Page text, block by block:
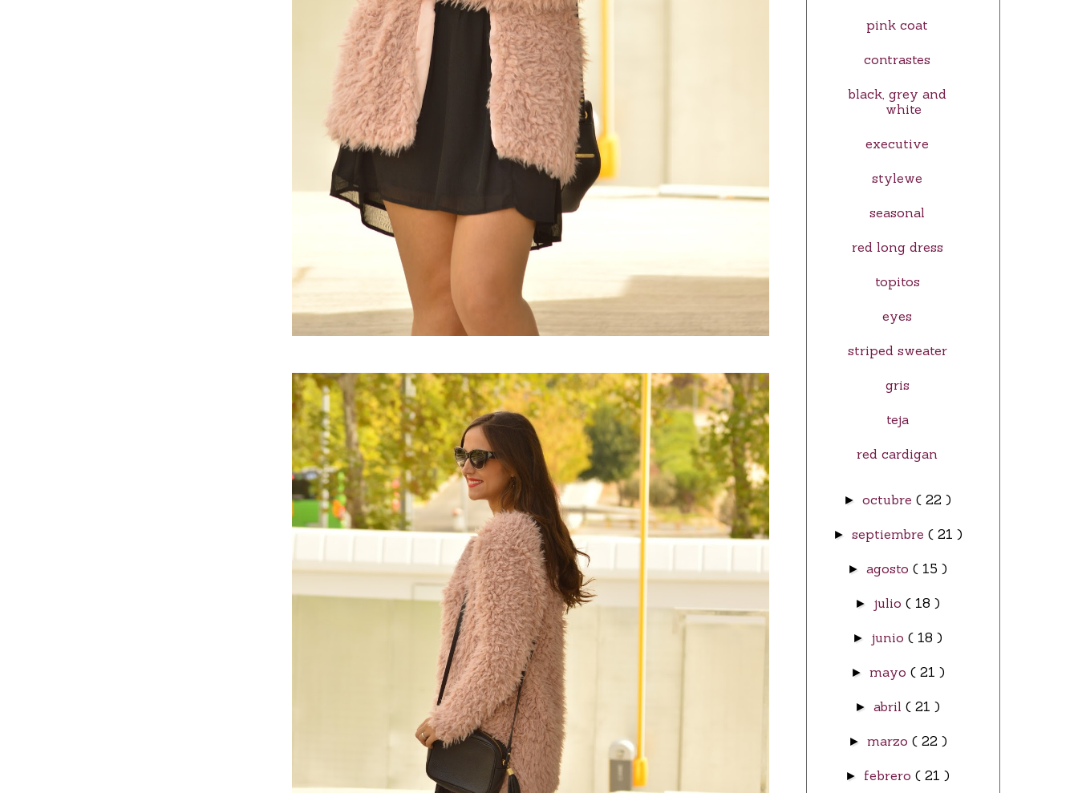
pink coat
contrastes
black, grey and
white
executive
stylewe
seasonal
red long dress
topitos
eyes
striped sweater
gris
teja
red cardigan
►octubre( 22 )
► septiembre ( 21 )
►agosto( 15 )
► julio( 18 )
► junio( 18 )
► mayo ( 21 )
►abril( 21 )
► marzo ( 22 )
► febrero( 21 )